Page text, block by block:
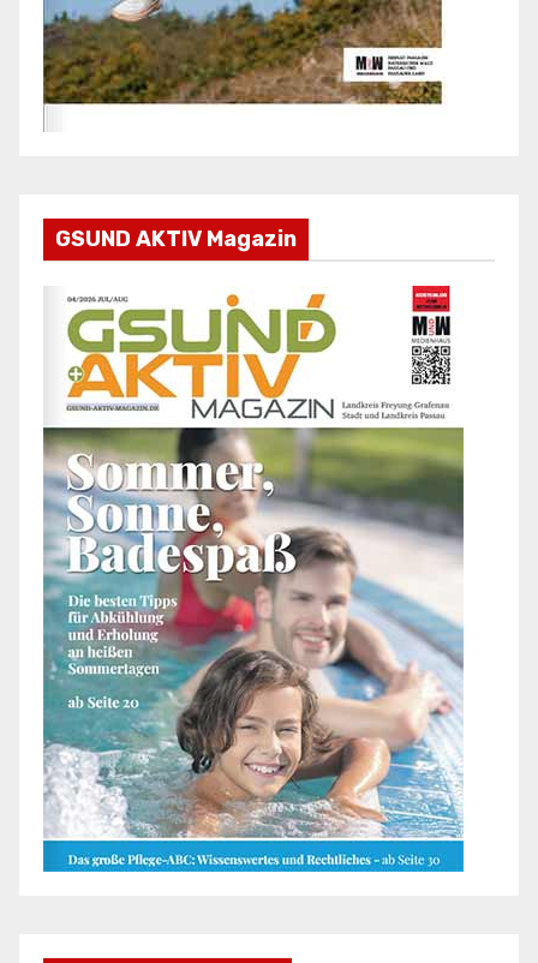
GSUND AKTIV Magazin